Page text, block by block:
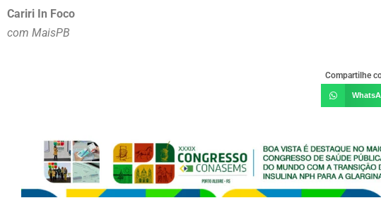
Cariri In Foco
com MaisPB
Compartilhe